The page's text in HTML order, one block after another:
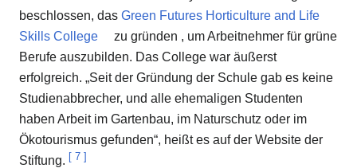
beschlossen, das Green Futures Horticulture and Life
Skills College
zu gründen , um Arbeitnehmer für grüne
Berufe auszubilden. Das College war äußerst
erfolgreich. „Seit der Gründung der Schule gab es keine
Studienabbrecher, und alle ehemaligen Studenten
haben Arbeit im Gartenbau, im Naturschutz oder im
Ökotourismus gefunden“, heißt es auf der Website der
Stiftung. [ 7 ]